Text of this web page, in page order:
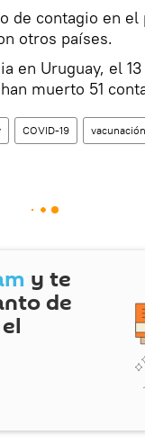
de contagio en
otros países.
en Uruguay, el
muerto 51
COVID-19 vacunación
y te
de